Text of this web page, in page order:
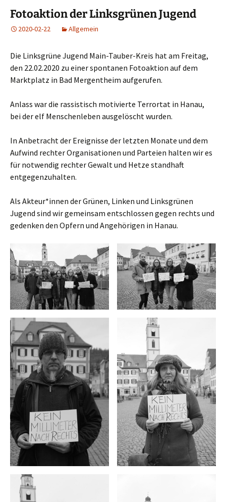
Fotoaktion der Linksgrünen Jugend
2020-02-22 Allgemein
Die Linksgrüne Jugend Main-Tauber-Kreis hat am Freitag,
den 22.02.2020 zu einer spontanen Fotoaktion auf dem
Marktplatz in Bad Mergentheim aufgerufen.
Anlass war die rassistisch motivierte Terrortat in Hanau,
bei der elf Menschenleben ausgelöscht wurden.
In Anbetracht der Ereignisse der letzten Monate und dem
Aufwind rechter Organisationen und Parteien halten wir es
für notwendig rechter Gewalt und Hetze standhaft
entgegenzuhalten.
Als Akteur*innen der Grünen, Linken und Linksgrünen
Jugend sind wir gemeinsam entschlossen gegen rechts und
gedenken den Opfern und Angehörigen in Hanau.